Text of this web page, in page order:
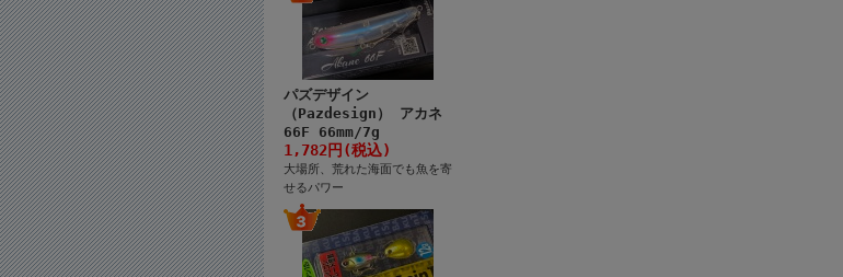
パズデザイン
（Pazdesign） アカネ
66F 66mm/7g
1,782円(税込)
大場所、荒れた海面でも魚を寄
せるパワー